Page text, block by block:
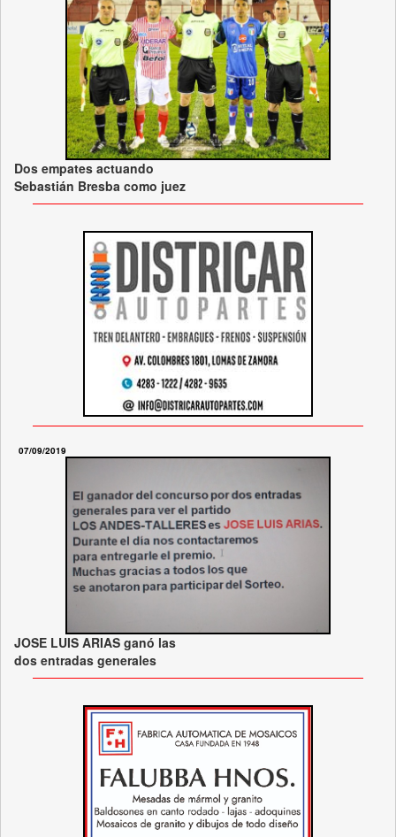
Dos empates actuando
Sebastián Bresba como juez
07/09/2019
JOSE LUIS ARIAS ganó las
dos entradas generales